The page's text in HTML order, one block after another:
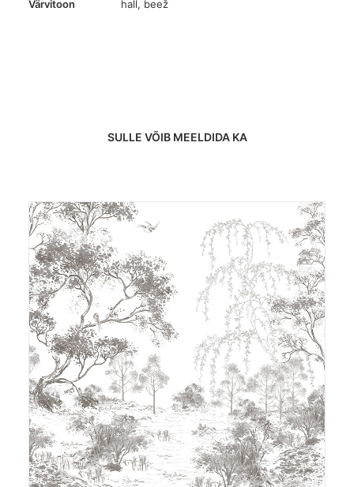
Värvitoon hall, beež
SULLE VÕIB MEELDIDA KA